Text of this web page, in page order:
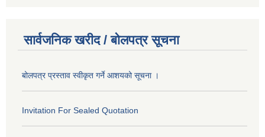
सार्वजनिक खरीद / बोलपत्र सूचना
बोलपत्र प्रस्ताव स्वीकृत गर्ने आशयको सूचना ।
Invitation For Sealed Quotation